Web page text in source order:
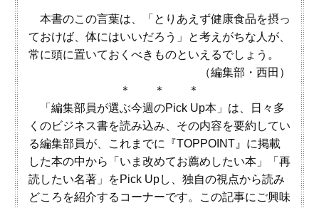
本書のこの言葉は、「とりあえず健康食品を摂っ
ておけば、体にはいいだろう」と考えがちな人が、
常に頭に置いておくべきものといえるでしょう。
（編集部・西田）
＊ ＊ ＊
「編集部員が選ぶ今週のPick Up本」は、日々多
くのビジネス書を読み込み、その内容を要約してい
る編集部員が、これまでに『TOPPOINT』に掲載
した本の中から「いま改めてお薦めしたい本」「再
読したい名著」をPick Upし、独自の視点から読み
どころを紹介するコーナーです。この記事にご興味